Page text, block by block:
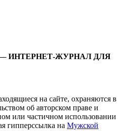
— ИНТЕРНЕТ-ЖУРНАЛ ДЛЯ
на сайте, охраняются в
об авторском праве и
или частичном использовании
гипперссылка на Мужской